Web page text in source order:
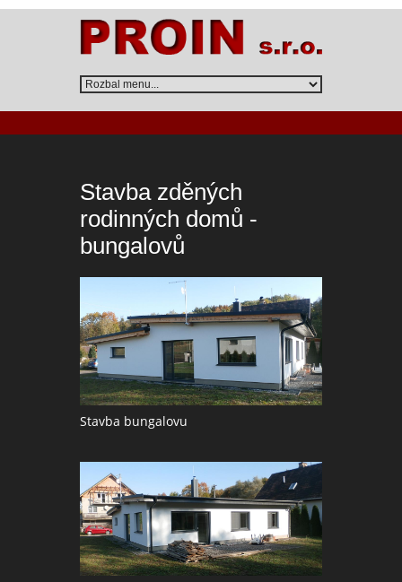
Stavba zděných
rodinných domů -
bungalovů
Stavba bungalovu